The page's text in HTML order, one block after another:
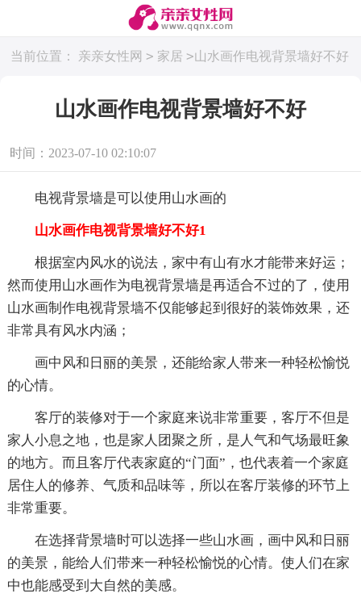
当前位置： 亲亲女性网 > 家居 >山水画作电视背景墙好不好
山水画作电视背景墙好不好
时间：2023-07-10 02:10:07
电视背景墙是可以使用山水画的
山水画作电视背景墙好不好1
根据室内风水的说法，家中有山有水才能带来好运；
然而使用山水画作为电视背景墙是再适合不过的了，使用
山水画制作电视背景墙不仅能够起到很好的装饰效果，还
非常具有风水内涵；
画中风和日丽的美景，还能给家人带来一种轻松愉悦
的心情。
客厅的装修对于一个家庭来说非常重要，客厅不但是
家人小息之地，也是家人团聚之所，是人气和气场最旺象
的地方。而且客厅代表家庭的“门面”，也代表着一个家庭
居住人的修养、气质和品味等，所以在客厅装修的环节上
非常重要。
在选择背景墙时可以选择一些山水画，画中风和日丽
的美景，能给人们带来一种轻松愉悦的心情。使人们在家
中也能感受到大自然的美感。